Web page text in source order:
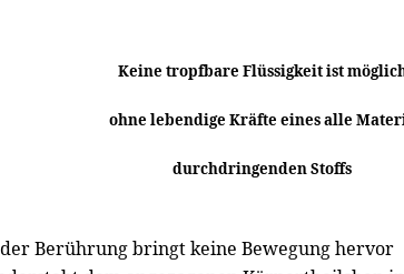
Keine tropfbare Flüssigkeit ist
ohne lebendige Kräfte eines alle
durchdringenden Stoffs
Berührung bringt keine Bewegung hervor